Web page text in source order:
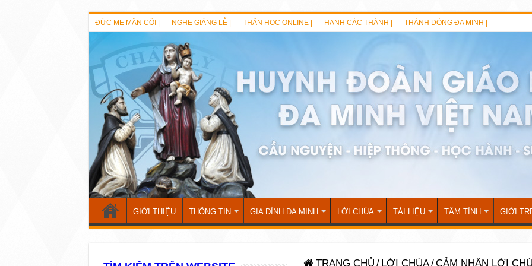
ĐỨC MẸ MÂN CÔI | NGHE GIẢNG LỄ | THẦN HỌC ONLINE | HẠNH CÁC THÁNH | THÁNH DÒNG ĐA MINH |
GIỚI THIỆU THÔNG TIN GIA ĐÌNH ĐA MINH LỜI CHÚA TÀI LIỆU TÂM TÌNH GIỚI
TRANG CHỦ / LỜI CHÚA/CẢM NHẬN LỜI